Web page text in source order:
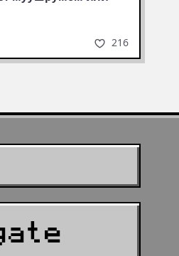
216
или мушрумом